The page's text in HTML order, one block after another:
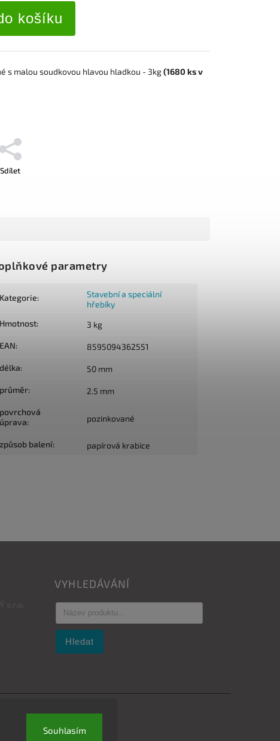
Souhlasím
košíku
s malou soudkovou hlavou hladkou - 3kg(1680ksv
Sdílet
parametry
Kategorie:
Stavební a speciální
hřebíky
Hmotnost: 3 kg
EAN: 8595094362551
délka: 50 mm
průměr: 2.5 mm
povrchová
úprava: pozinkované
způsob balení: papírová krabice
VYHLEDÁVÁNÍ
Hledat